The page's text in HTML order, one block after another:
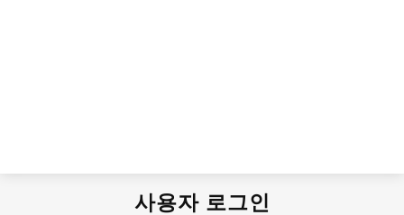
사용자 로그인